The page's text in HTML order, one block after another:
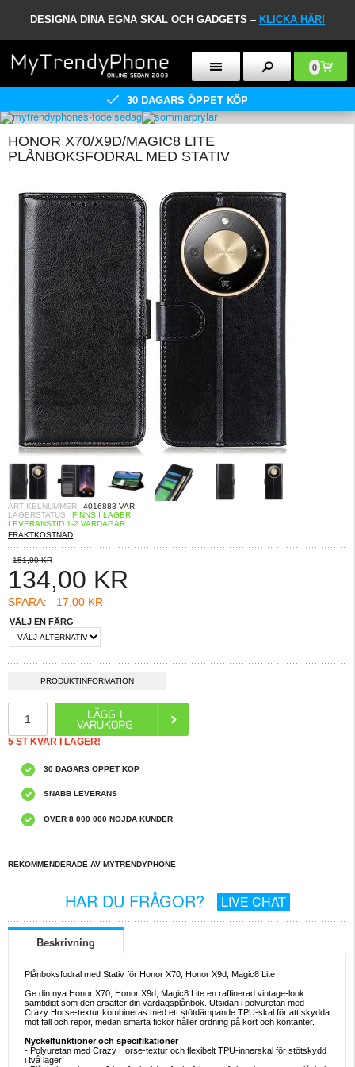
DESIGNA DINA EGNA SKAL OCH GADGETS – KLICKA HÄR!
0
30 DAGARS ÖPPET KÖP
HONOR X70/X9D/MAGIC8 LITE
PLÅNBOKSFODRAL MED STATIV
ARTIKELNUMMER: 4016883-VAR
LAGERSTATUS: FINNS I LAGER.
LEVERANSTID 1-2 VARDAGAR
FRAKTKOSTNAD
151,00 KR
134,00 KR
SPARA: 17,00 KR
VÄLJ EN FÄRG
PRODUKTINFORMATION
5 ST KVAR I LAGER!
30 DAGARS ÖPPET KÖP
SNABB LEVERANS
ÖVER 8 000 000 NÖJDA KUNDER
REKOMMENDERADE AV MYTRENDYPHONE
HAR DU FRÅGOR? LIVE CHAT
Beskrivning
Plånboksfodral med Stativ för Honor X70, Honor X9d, Magic8 Lite
Ge din nya Honor X70, Honor X9d, Magic8 Lite en raffinerad vintage-look
samtidigt som den ersätter din vardagsplånbok. Utsidan i polyuretan med
Crazy Horse-textur kombineras med ett stötdämpande TPU-skal för att skydda
mot fall och repor, medan smarta fickor håller ordning på kort och kontanter.
Nyckelfunktioner och specifikationer
- Polyuretan med Crazy Horse-textur och flexibelt TPU-innerskal för stötskydd
i två lager